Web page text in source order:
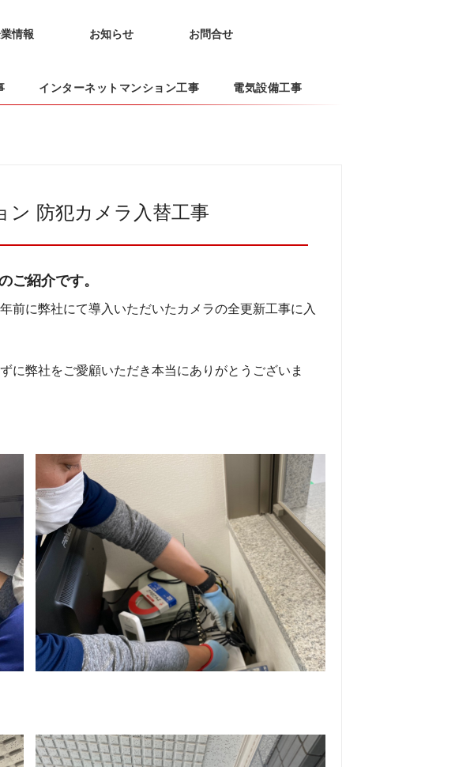
情報 お知らせ お問合せ
インターネットマンション工事 電気設備工事
ン 防犯カメラ入替工事
ご紹介です。
前に弊社にて導入いただいたカメラの全更新工事に入
に弊社をご愛顧いただき本当にありがとうございま